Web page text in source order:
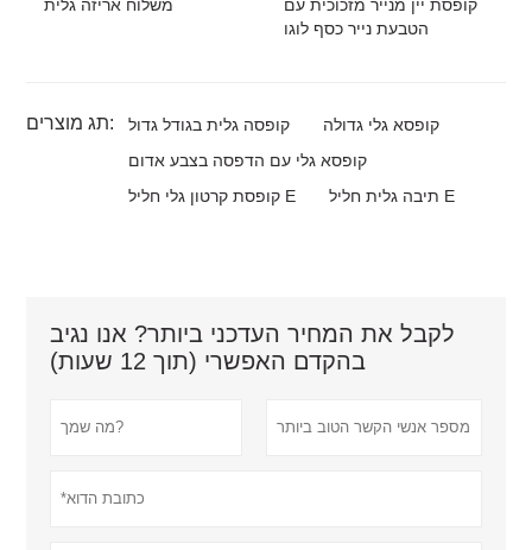
משלוח אריזה גלית
קופסת יין מנייר מזכוכית עם
הטבעת נייר כסף לוגו
תג מוצרים: קופסה גלית בגודל גדול
קופסא גלי גדולה
קופסא גלי עם הדפסה בצבע אדום
קופסת קרטון גלי חליל E
תיבה גלית חליל E
לקבל את המחיר העדכני ביותר? אנו נגיב
בהקדם האפשרי (תוך 12 שעות)